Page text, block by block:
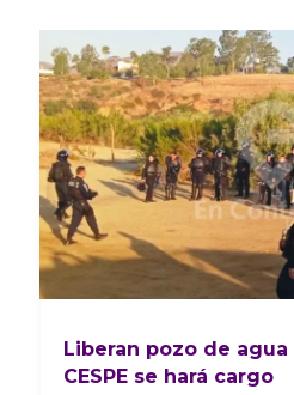
Liberan pozo de
CESPE se hará cargo